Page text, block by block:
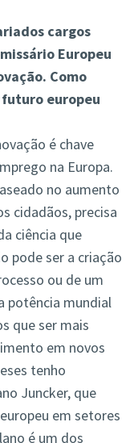
cargos
Europeu
Como
europeu
é chave
na Europa.
no aumento
cidadãos, precisa
ciência que
pode ser a criação
ou de um
potência mundial
que ser mais
em novos
tenho
Juncker, que
em setores
é um dos